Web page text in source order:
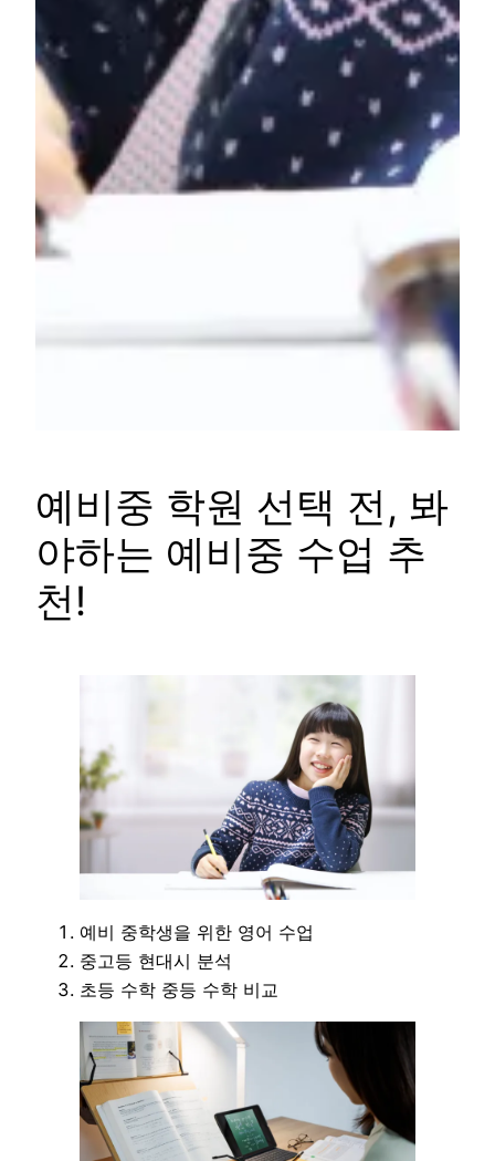
예비중 학원 선택 전, 봐
야하는 예비중 수업 추
천!
예비 중학생을 위한 영어 수업
중고등 현대시 분석
초등 수학 중등 수학 비교